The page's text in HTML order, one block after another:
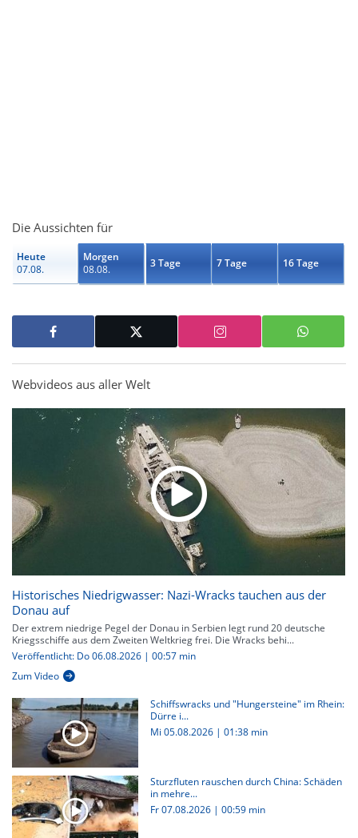
Die Aussichten für
Heute
07.08.
Morgen
08.08.
3 Tage 7 Tage 16 Tage
Webvideos aus aller Welt
Historisches Niedrigwasser: Nazi-Wracks tauchen aus der
Donau auf
Der extrem niedrige Pegel der Donau in Serbien legt rund 20 deutsche
Kriegsschiffe aus dem Zweiten Weltkrieg frei. Die Wracks behi...
Veröffentlicht: Do 06.08.2026 | 00:57 min
Zum Video
Schiffswracks und "Hungersteine" im Rhein:
Dürre i...
Mi 05.08.2026 | 01:38 min
Sturzfluten rauschen durch China: Schäden
in mehre...
Fr 07.08.2026 | 00:59 min